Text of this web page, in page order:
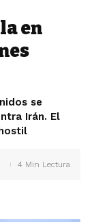
en
se
Irán. El
4 Min Lectura